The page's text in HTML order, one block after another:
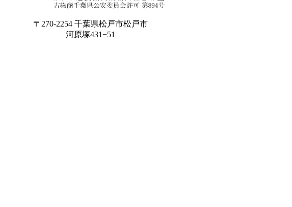
〒270-2254 千葉県松戸市松戸市
河原塚431−51